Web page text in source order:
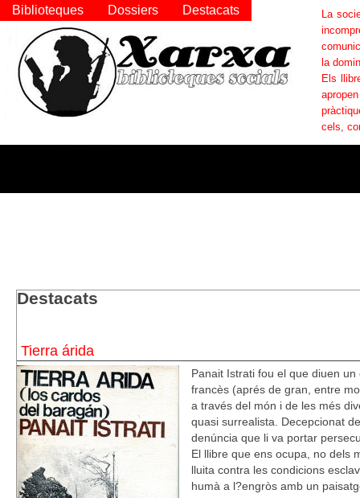
Destacats
Tierra árida
Panait Istrati fou el que diuen
francès (aprés de gran, entre
a través del món i de les més
quasi surrealista. Decepcionat
denúncia que li va portar
El llibre que ens ocupa, no dels
lluita contra les condicions
humà a l?engròs amb un
La
la
Els
cels,
Biblioteques Dossiers Destacats